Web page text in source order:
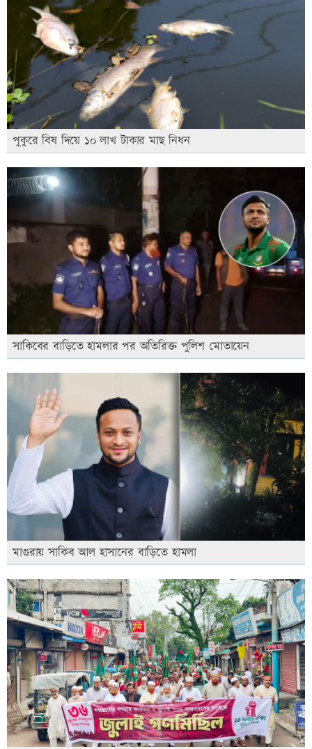
পুকুরে বিষ দিয়ে ১০ লাখ টাকার মাছ নিধন
সাকিবের বাড়িতে হামলার পর অতিরিক্ত পুলিশ মোতায়েন
মাগুরায় সাকিব আল হাসানের বাড়িতে হামলা